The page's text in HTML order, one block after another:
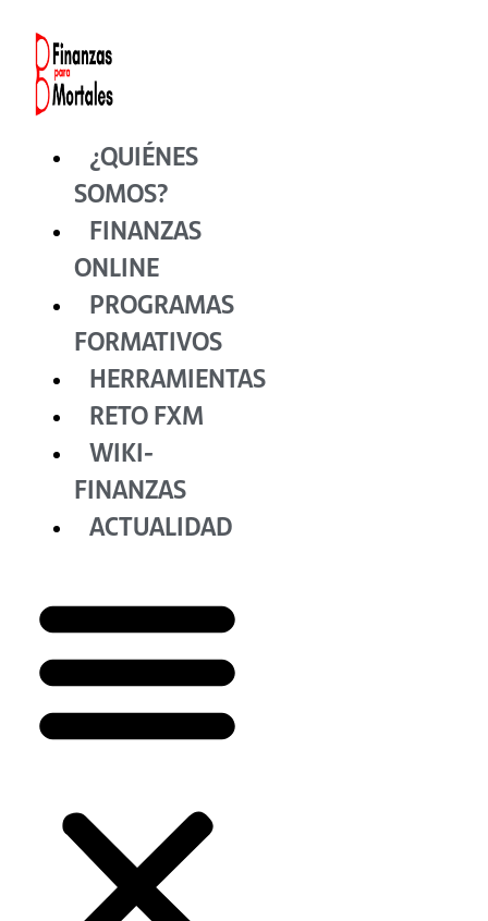
contenido
¿QUIÉNES
SOMOS?
FINANZAS
ONLINE
PROGRAMAS
FORMATIVOS
HERRAMIENTAS
RETO FXM
WIKI-
FINANZAS
ACTUALIDAD